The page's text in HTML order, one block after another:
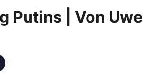
Putins | Von Uwe